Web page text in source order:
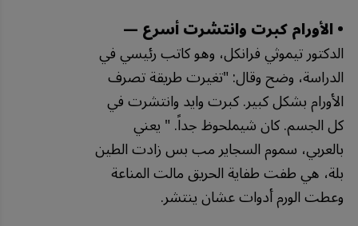
• الأورام كبرت وانتشرت أسرع —
الدكتور تيموثي فرانكل، وهو كاتب رئيسي في
الدراسة، وضح وقال: "تغيرت طريقة تصرف
الأورام بشكل كبير. كبرت وايد وانتشرت في
كل الجسم. كان شيملحوظ جداً. " يعني
بالعربي، سموم السجاير مب بس زادت الطين
بلة، هي طفت طفاية الحريق مالت المناعة
وعطت الورم أدوات عشان ينتشر.